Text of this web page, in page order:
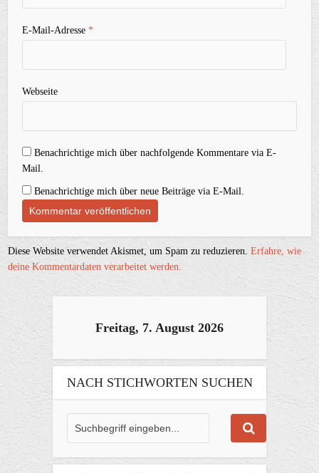
E-Mail-Adresse*
Webseite
Benachrichtige mich über nachfolgende Kommentare via E-
Mail.
Benachrichtige mich über neue Beiträge via E-Mail.
Diese Website verwendet Akismet, um Spam zu reduzieren.Erfahre, wie
deine Kommentardaten verarbeitet werden.
Freitag, 7. August 2026
NACH STICHWORTEN SUCHEN